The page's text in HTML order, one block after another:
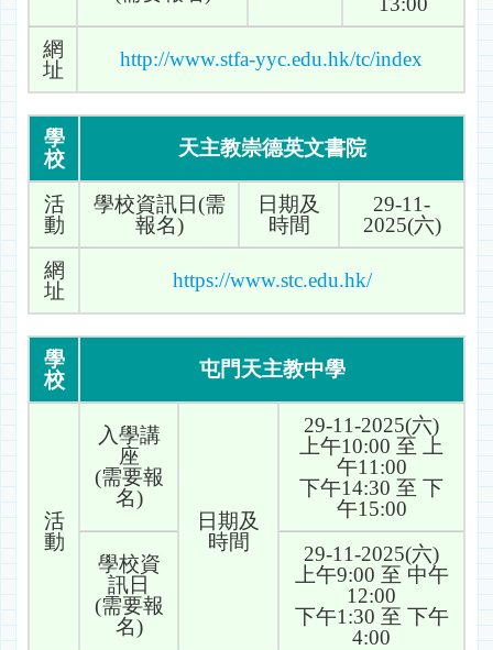
網
址
http://www.stfa-yyc.edu.hk/tc/index
學
校
天主教崇德英文書院
活
動
學校資訊日(需
報名)
日期及
時間
29-11-
2025(六)
網
址
https://www.stc.edu.hk/
學
校
屯門天主教中學
活
動
入學講
座
(需要報
名)
日期及
時間
29-11-2025(六)
上午10:00 至 上
午11:00
下午14:30 至 下
午15:00
學校資
訊日
(需要報
名)
29-11-2025(六)
上午9:00 至 中午
12:00
下午1:30 至 下午
4:00